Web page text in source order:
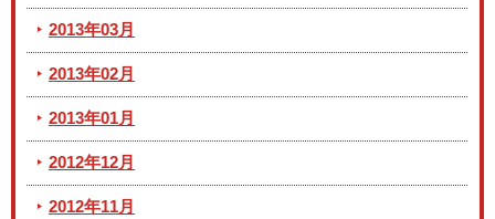
2013年03月
2013年02月
2013年01月
2012年12月
2012年11月